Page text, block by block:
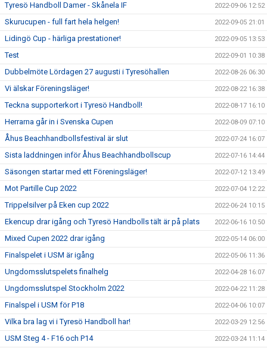
Tyresö Handboll Damer - Skånela IF 2022-09-06 12:52
Skurucupen - full fart hela helgen! 2022-09-05 21:01
Lidingö Cup - härliga prestationer! 2022-09-05 13:53
Test 2022-09-01 10:38
Dubbelmöte Lördagen 27 augusti i Tyresöhallen 2022-08-26 06:30
Vi älskar Föreningsläger! 2022-08-22 16:38
Teckna supporterkort i Tyresö Handboll! 2022-08-17 16:10
Herrarna går in i Svenska Cupen 2022-08-09 07:10
Åhus Beachhandbollsfestival är slut 2022-07-24 16:07
Sista laddningen inför Åhus Beachhandbollscup 2022-07-16 14:44
Säsongen startar med ett Föreningsläger! 2022-07-12 13:49
Mot Partille Cup 2022 2022-07-04 12:22
Trippelsilver på Eken cup 2022 2022-06-24 10:15
Ekencup drar igång och Tyresö Handbolls tält är på plats 2022-06-16 10:50
Mixed Cupen 2022 drar igång 2022-05-14 06:00
Finalspelet i USM är igång 2022-05-06 11:36
Ungdomsslutspelets finalhelg 2022-04-28 16:07
Ungdomsslutspel Stockholm 2022 2022-04-22 11:28
Finalspel i USM för P18 2022-04-06 10:07
Vilka bra lag vi i Tyresö Handboll har! 2022-03-29 12:56
USM Steg 4 - F16 och P14 2022-03-24 11:14